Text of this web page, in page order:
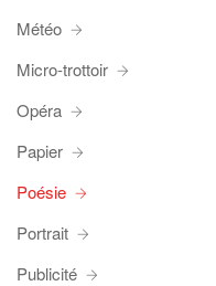
Météo
Micro-trottoir
Opéra
Papier
Poésie
Portrait
Publicité